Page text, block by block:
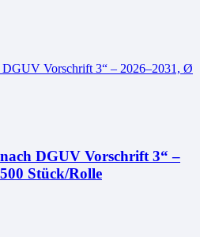
DGUV Vorschrift 3“ –
Stück/Rolle